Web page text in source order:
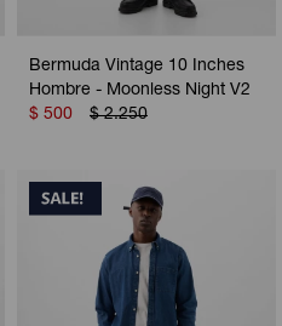
Bermuda Vintage 10 Inches
Hombre - Moonless Night V2
$ 500 $ 2.250